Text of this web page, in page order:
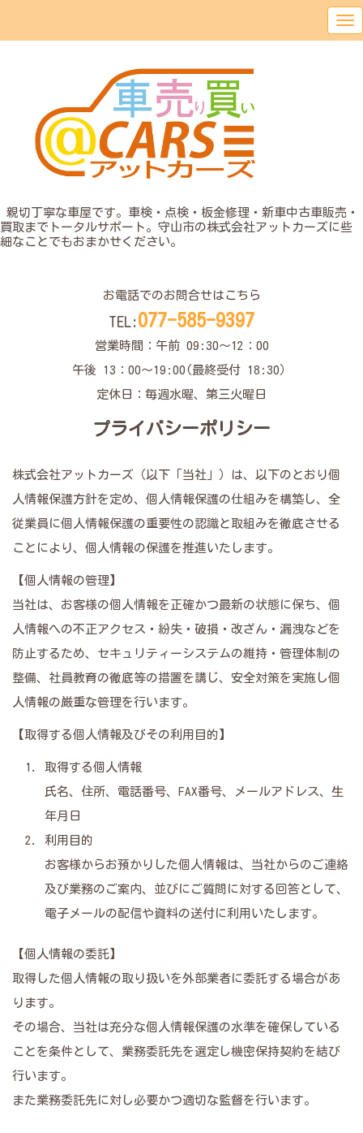
親切丁寧な車屋です。車検・点検・板金修理・新車中古車販売・
買取までトータルサポート。守山市の株式会社アットカーズに些
細なことでもおまかせください。
お電話でのお問合せはこちら
TEL: 077-585-9397
営業時間：午前 09:30〜12：00
午後 13：00～19:00(最終受付 18:30）
定休日：毎週水曜、第三火曜日
プライバシーポリシー
株式会社アットカーズ（以下「当社」）は、以下のとおり個
人情報保護方針を定め、個人情報保護の仕組みを構築し、全
従業員に個人情報保護の重要性の認識と取組みを徹底させる
ことにより、個人情報の保護を推進いたします。
【個人情報の管理】
当社は、お客様の個人情報を正確かつ最新の状態に保ち、個
人情報への不正アクセス・紛失・破損・改ざん・漏洩などを
防止するため、セキュリティーシステムの維持・管理体制の
整備、社員教育の徹底等の措置を講じ、安全対策を実施し個
人情報の厳重な管理を行います。
【取得する個人情報及びその利用目的】
取得する個人情報
氏名、住所、電話番号、FAX番号、メールアドレス、生
年月日
利用目的
お客様からお預かりした個人情報は、当社からのご連絡
及び業務のご案内、並びにご質問に対する回答として、
電子メールの配信や資料の送付に利用いたします。
【個人情報の委託】
取得した個人情報の取り扱いを外部業者に委託する場合があ
ります。
その場合、当社は充分な個人情報保護の水準を確保している
ことを条件として、業務委託先を選定し機密保持契約を結び
行います。
また業務委託先に対し必要かつ適切な監督を行います。